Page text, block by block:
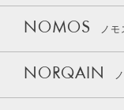
NOMOS ノモ
NORQAIN